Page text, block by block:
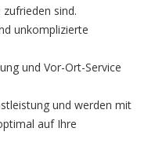
sind.
unkomplizierte
und Vor-Ort-Service
und werden mit
auf Ihre